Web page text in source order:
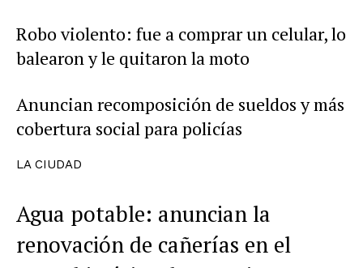
Robo violento: fue a comprar un celular, lo
balearon y le quitaron la moto
Anuncian recomposición de sueldos y más
cobertura social para policías
LA CIUDAD
Agua potable: anuncian la
renovación de cañerías en el